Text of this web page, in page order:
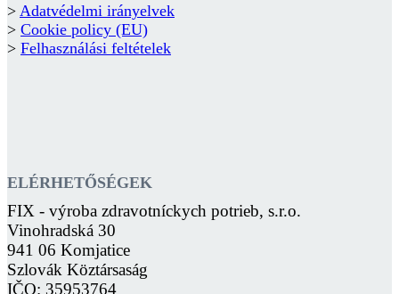
> Adatvédelmi irányelvek
> Cookie policy (EU)
> Felhasználási feltételek
ELÉRHETŐSÉGEK
FIX - výroba zdravotníckych potrieb, s.r.o.
Vinohradská 30
941 06 Komjatice
Szlovák Köztársaság
IČO: 35953764